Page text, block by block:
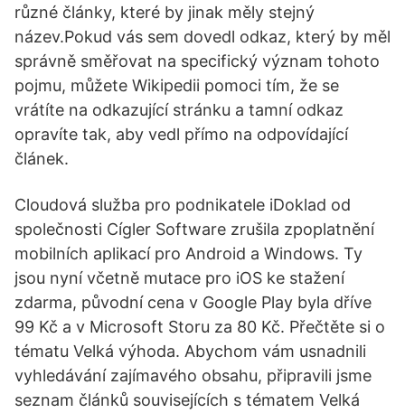
různé články, které by jinak měly stejný
název.Pokud vás sem dovedl odkaz, který by měl
správně směřovat na specifický význam tohoto
pojmu, můžete Wikipedii pomoci tím, že se
vrátíte na odkazující stránku a tamní odkaz
opravíte tak, aby vedl přímo na odpovídající
článek.
Cloudová služba pro podnikatele iDoklad od
společnosti Cígler Software zrušila zpoplatnění
mobilních aplikací pro Android a Windows. Ty
jsou nyní včetně mutace pro iOS ke stažení
zdarma, původní cena v Google Play byla dříve
99 Kč a v Microsoft Storu za 80 Kč. Přečtěte si o
tématu Velká výhoda. Abychom vám usnadnili
vyhledávání zajímavého obsahu, připravili jsme
seznam článků souvisejících s tématem Velká